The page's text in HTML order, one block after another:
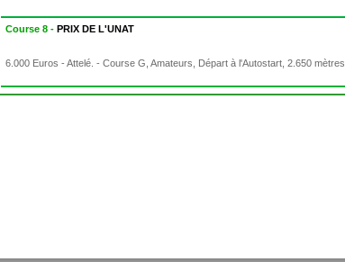
Course 8 -PRIX DE L'UNAT
6.000 Euros - Attelé. - Course G, Amateurs, Départ à l'Autostart, 2.650 mètres.